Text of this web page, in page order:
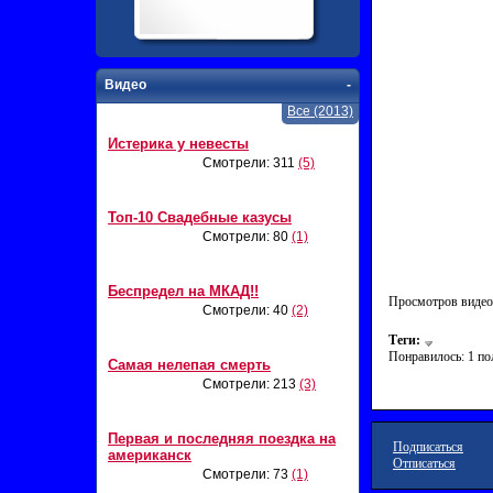
-
Видео
Все (2013)
Истерика у невесты
Смотрели: 311 (5)
Топ-10 Свадебные казусы
Смотрели: 80 (1)
Беспредел на МКАД!!
Смотрели: 40 (2)
Самая нелепая смерть
Смотрели: 213 (3)
Первая и последняя поездка на
американск
Смотрели: 73 (1)
Просмотров
Теги:
Понравилось: 1
Подписаться
Отписаться